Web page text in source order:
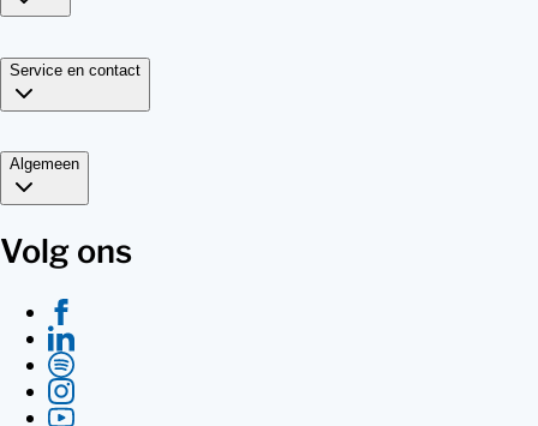
Service en contact
Algemeen
Volg ons